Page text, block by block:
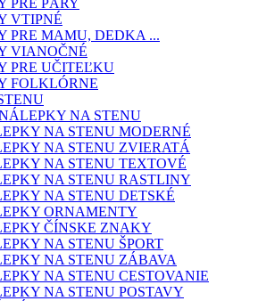
PRE PÁRY
VTIPNÉ
PRE MAMU, DEDKA ...
VIANOČNÉ
PRE UČITEĽKU
FOLKLÓRNE
NA STENU
NA STENU MODERNÉ
NA STENU ZVIERATÁ
NA STENU TEXTOVÉ
NA STENU RASTLINY
NA STENU DETSKÉ
ORNAMENTY
ČÍNSKE ZNAKY
NA STENU ŠPORT
NA STENU ZÁBAVA
NA STENU CESTOVANIE
NA STENU POSTAVY